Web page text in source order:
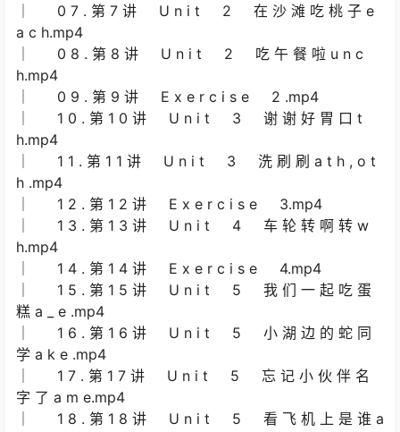
│ 0 7 . 第 7 讲 U n i t 2 在 沙 滩 吃 桃 子 e
a c h.mp4
│ 0 8 . 第 8 讲 U n i t 2 吃 午 餐 啦 u n c
h.mp4
│ 0 9 . 第 9 讲 E x e r c i s e 2 .mp4
│ 1 0 . 第 1 0 讲 U n i t 3 谢 谢 好 胃 口 t
h.mp4
│ 1 1 . 第 1 1 讲 U n i t 3 洗 刷 刷 a t h , o t
h .mp4
│ 1 2 . 第 1 2 讲 E x e r c i s e 3.mp4
│ 1 3 . 第 1 3 讲 U n i t 4 车 轮 转 啊 转 w
h.mp4
│ 1 4 . 第 1 4 讲 E x e r c i s e 4.mp4
│ 1 5 . 第 1 5 讲 U n i t 5 我 们 一 起 吃 蛋
糕 a _ e .mp4
│ 1 6 . 第 1 6 讲 U n i t 5 小 湖 边 的 蛇 同
学 a k e .mp4
│ 1 7 . 第 1 7 讲 U n i t 5 忘 记 小 伙 伴 名
字 了 a m e.mp4
│ 1 8 . 第 1 8 讲 U n i t 5 看 飞 机 上 是 谁 a